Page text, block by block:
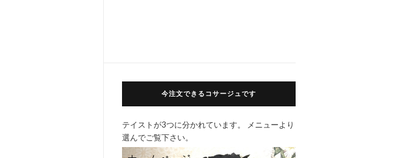
今注文できるコサージュです
テイストが3つに分かれています。 メニューより
選んでご覧下さい。